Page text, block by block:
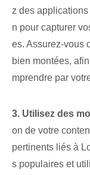
z des
n pour capturer
es. Assurez-vous
bien montées,
mprendre par
3. Utilisez des
on de votre
pertinents liés à
s populaires et